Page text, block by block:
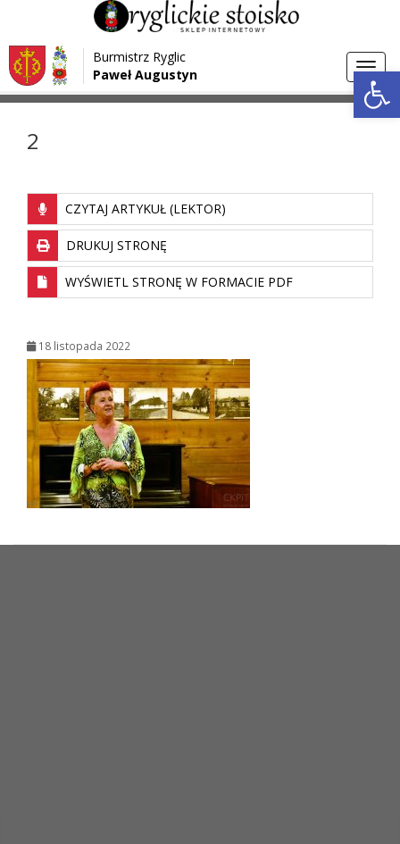
Przejdź do menu
Przejdź do głównej treści strony
Przejdź do stopki strony
Burmistrz Ryglic
Paweł Augustyn
Strona główna > Media >
2
CZYTAJ ARTYKUŁ (LEKTOR)
DRUKUJ STRONĘ
WYŚWIETL STRONĘ W FORMACIE PDF
18 listopada 2022